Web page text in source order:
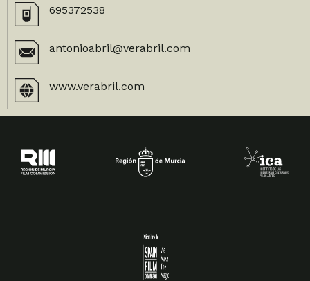
695372538
antonioabril@verabril.com
www.verabril.com